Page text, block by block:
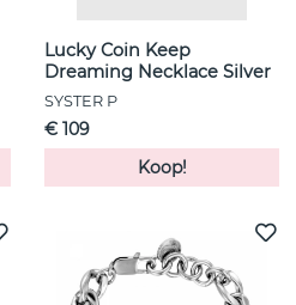
Lucky Coin Keep
Dreaming Necklace Silver
SYSTER P
€ 109
Koop!